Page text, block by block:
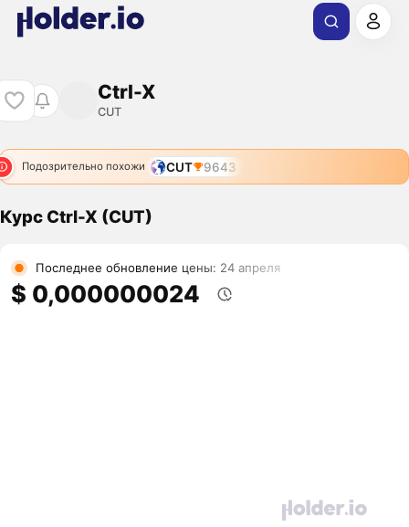
Ctrl-X
CUT
Подозрительно похожи CUT 9643
Курс Ctrl-X (CUT)
Последнее обновление цены: 24 апреля
$ 0,000000024